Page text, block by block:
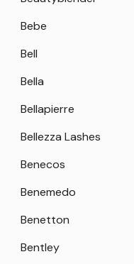
Bebe
Bell
Bella
Bellapierre
Bellezza Lashes
Benecos
Benemedo
Benetton
Bentley